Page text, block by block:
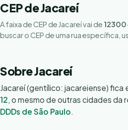
CEP de Jacareí
A faixa de CEP de Jacareí vai de
buscar o CEP de uma rua específica,
Sobre Jacareí
Jacareí (gentílico: jacareiense) fica
12, o mesmo de outras cidades da
DDDs de São Paulo.